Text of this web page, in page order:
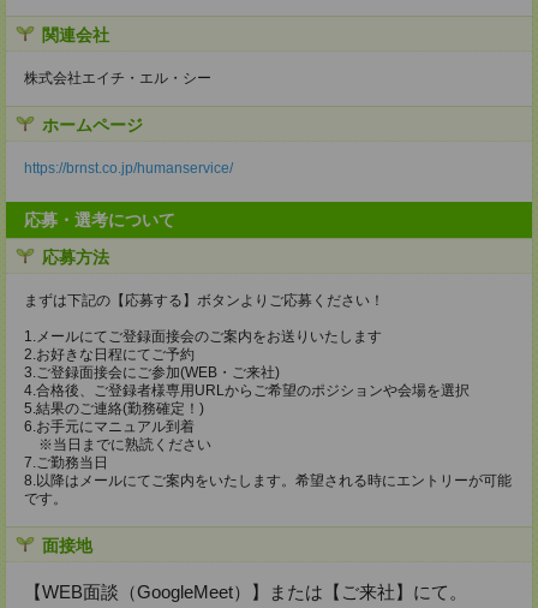
関連会社
株式会社エイチ・エル・シー
ホームページ
https://brnst.co.jp/humanservice/
応募・選考について
応募方法
まずは下記の【応募する】ボタンよりご応募ください！
1.メールにてご登録面接会のご案内をお送りいたします
2.お好きな日程にてご予約
3.ご登録面接会にご参加(WEB・ご来社)
4.合格後、ご登録者様専用URLからご希望のポジションや会場を選択
5.結果のご連絡(勤務確定！)
6.お手元にマニュアル到着
※当日までに熟読ください
7.ご勤務当日
8.以降はメールにてご案内をいたします。希望される時にエントリーが可能
です。
面接地
【WEB面談（GoogleMeet）】または【ご来社】にて。